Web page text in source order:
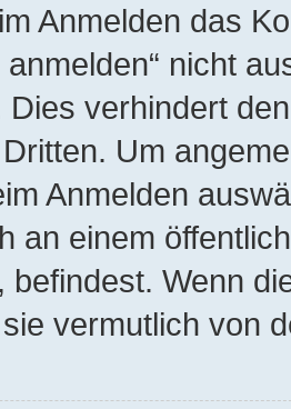
Anmelden das
nicht
Dies verhindert
Um
Anmelden
an einem
befindest. Wenn
vermutlich von